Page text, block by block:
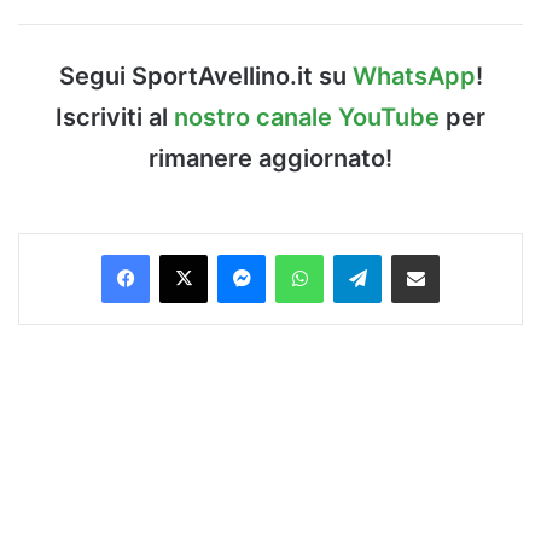
Segui SportAvellino.it su WhatsApp!
Iscriviti al nostro canale YouTube per
rimanere aggiornato!
Facebook
X MessengerWhatsAppTelegramCondividi via Email